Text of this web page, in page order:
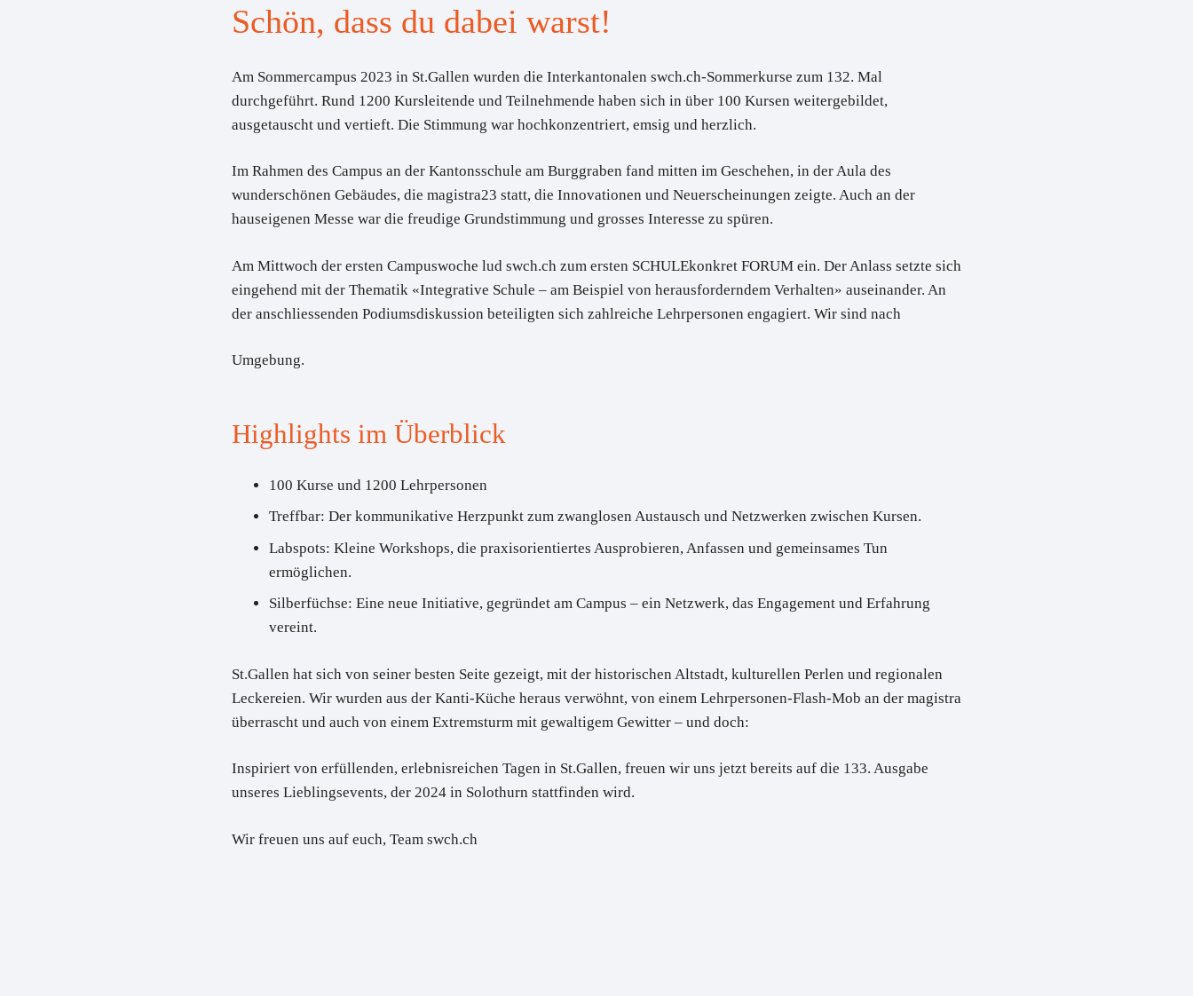
Schön, dass du dabei warst!
Am Sommercampus 2023 in St.Gallen wurden die Interkantonalen swch.ch-Sommerkurse zum 132. Mal
durchgeführt. Rund 1200 Kursleitende und Teilnehmende haben sich in über 100 Kursen weitergebildet,
ausgetauscht und vertieft. Die Stimmung war hochkonzentriert, emsig und herzlich.
Im Rahmen des Campus an der Kantonsschule am Burggraben fand mitten im Geschehen, in der Aula des
wunderschönen Gebäudes, die magistra23 statt, die Innovationen und Neuerscheinungen zeigte. Auch an der
hauseigenen Messe war die freudige Grundstimmung und grosses Interesse zu spüren.
Am Mittwoch der ersten Campuswoche lud swch.ch zum ersten SCHULEkonkret FORUM ein. Der Anlass setzte sich
eingehend mit der Thematik «Integrative Schule – am Beispiel von herausforderndem Verhalten» auseinander. An
der anschliessenden Podiumsdiskussion beteiligten sich zahlreiche Lehrpersonen engagiert. Wir sind nach
Umgebung.
Highlights im Überblick
100 Kurse und 1200 Lehrpersonen
Treffbar: Der kommunikative Herzpunkt zum zwanglosen Austausch und Netzwerken zwischen Kursen.
Labspots: Kleine Workshops, die praxisorientiertes Ausprobieren, Anfassen und gemeinsames Tun
ermöglichen.
Silberfüchse: Eine neue Initiative, gegründet am Campus – ein Netzwerk, das Engagement und Erfahrung
vereint.
St.Gallen hat sich von seiner besten Seite gezeigt, mit der historischen Altstadt, kulturellen Perlen und regionalen
Leckereien. Wir wurden aus der Kanti-Küche heraus verwöhnt, von einem Lehrpersonen-Flash-Mob an der magistra
überrascht und auch von einem Extremsturm mit gewaltigem Gewitter – und doch:
Inspiriert von erfüllenden, erlebnisreichen Tagen in St.Gallen, freuen wir uns jetzt bereits auf die 133. Ausgabe
unseres Lieblingsevents, der 2024 in Solothurn stattfinden wird.
Wir freuen uns auf euch, Team swch.ch